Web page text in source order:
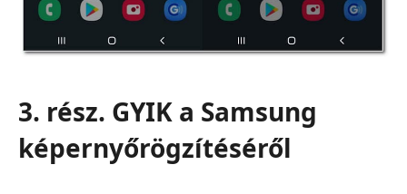
3. rész. GYIK a Samsung
képernyőrögzítéséről